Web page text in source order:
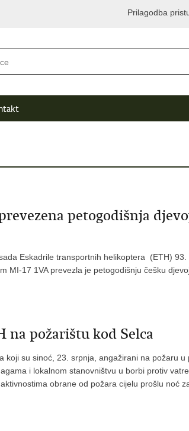
Prilagodba
petogodišnja
Eskadrile transportnih helikoptera (ETH) 93.
MI-17 1VA prevezla je petogodišnju češku
na požarištu kod Selca
koji su sinoć, 23. srpnja, angažirani na požaru u
i lokalnom stanovništvu u borbi protiv
obrane od požara cijelu prošlu noć